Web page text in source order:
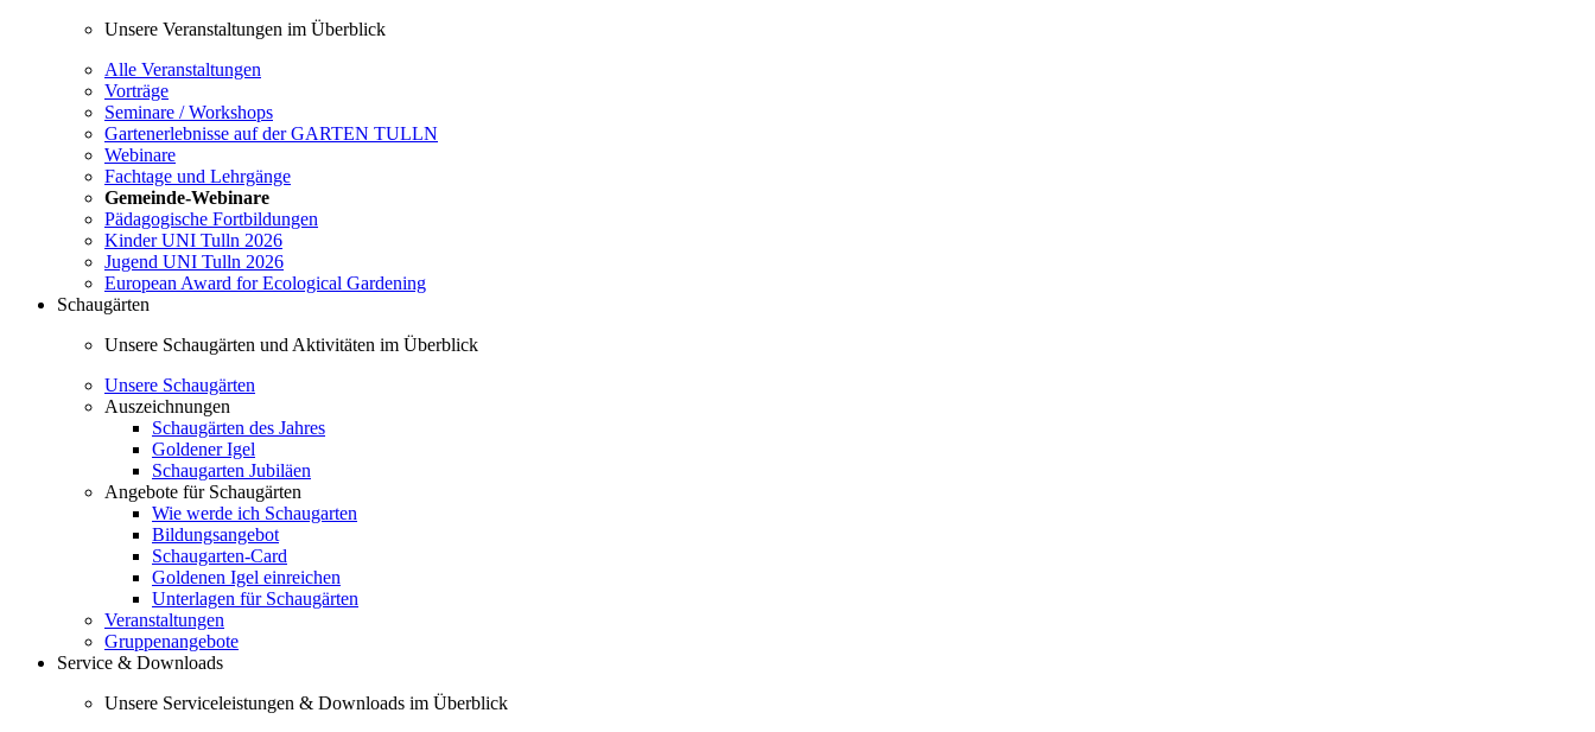
Unsere Veranstaltungen im Überblick
Alle Veranstaltungen
Vorträge
Seminare / Workshops
Gartenerlebnisse auf der GARTEN TULLN
Webinare
Fachtage und Lehrgänge
Gemeinde-Webinare
Pädagogische Fortbildungen
Kinder UNI Tulln 2026
Jugend UNI Tulln 2026
European Award for Ecological Gardening
Schaugärten
Unsere Schaugärten und Aktivitäten im Überblick
Unsere Schaugärten
Auszeichnungen
Schaugärten des Jahres
Goldener Igel
Schaugarten Jubiläen
Angebote für Schaugärten
Wie werde ich Schaugarten
Bildungsangebot
Schaugarten-Card
Goldenen Igel einreichen
Unterlagen für Schaugärten
Veranstaltungen
Gruppenangebote
Service & Downloads
Unsere Serviceleistungen & Downloads im Überblick